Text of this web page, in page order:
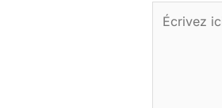
Écrivez
ici…